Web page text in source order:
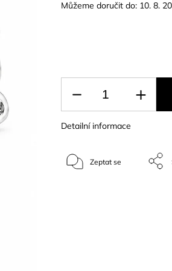
Můžeme doručit do: 10. 8.
Detailní informace
Zeptat se